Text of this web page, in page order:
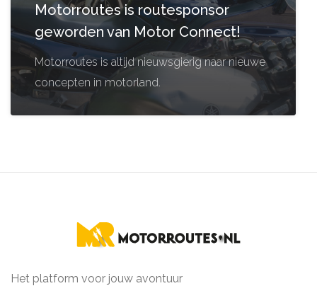
Motorroutes is routesponsor
geworden van Motor Connect!
Motorroutes is altijd nieuwsgierig naar nieuwe
concepten in motorland.
Het platform voor jouw avontuur